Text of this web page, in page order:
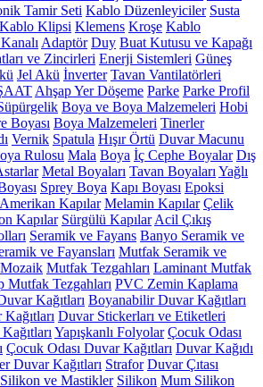
Tamir Seti Kablo Düzenleyiciler Susta
Kablo Klipsi Klemens Kroşe Kablo
Adaptör Duy Buat Kutusu ve Kapağı
ve Zincirleri Enerji Sistemleri Güneş
Jel Akü İnverter Tavan Vantilatörleri
Ahşap Yer Döşeme Parke Parke Profil
Boya ve Boya Malzemeleri Hobi
Boyası Boya Malzemeleri Tinerler
Vernik Spatula Hışır Örtü Duvar Macunu
Rulosu Mala Boya İç Cephe Boyalar Dış
Metal Boyaları Tavan Boyaları Yağlı
Sprey Boya Kapı Boyası Epoksi
Amerikan Kapılar Melamin Kapılar Çelik
Kapılar Sürgülü Kapılar Acil Çıkış
Seramik ve Fayans Banyo Seramik ve
ve Fayansları Mutfak Seramik ve
Mozaik Mutfak Tezgahları Laminant Mutfak
Mutfak Tezgahları PVC Zemin Kaplama
Kağıtları Boyanabilir Duvar Kağıtları
Duvar Stickerları ve Etiketleri
Yapışkanlı Folyolar Çocuk Odası
Çocuk Odası Duvar Kağıtları Duvar Kağıdı
Duvar Kağıtları Strafor Duvar Çıtası
Silikon ve Mastikler Silikon Mum Silikon